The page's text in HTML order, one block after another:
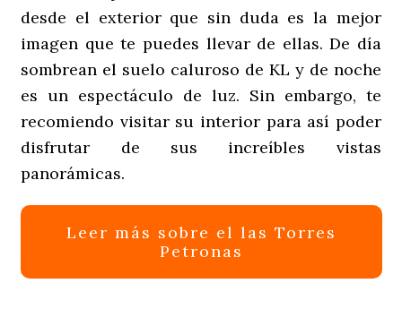
desde el exterior que sin duda es la mejor
imagen que te puedes llevar de ellas. De día
sombrean el suelo caluroso de KL y de noche
es un espectáculo de luz. Sin embargo, te
recomiendo visitar su interior para así poder
disfrutar de sus increíbles vistas
panorámicas.
Leer más sobre el las Torres
Petronas